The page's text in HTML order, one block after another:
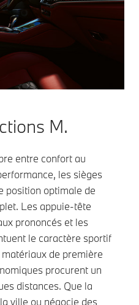
M.
entre confort au
les sièges
position optimale de
Les appuie-tête
prononcés et les
le caractère sportif
de première
procurent un
distances. Que la
ville ou négocie des